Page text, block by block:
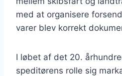
med at organisere
varer blev korrekt
I løbet af det 20.
speditørens rolle sig